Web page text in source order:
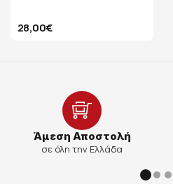
28,00€
Άμεση Αποστολή
σε όλη την Ελλάδα